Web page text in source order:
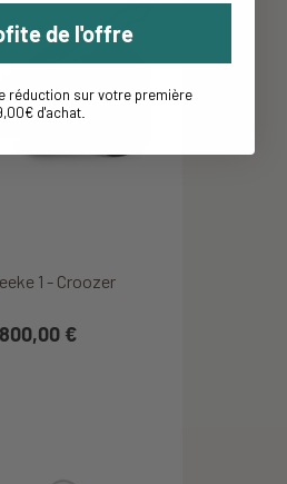
1 - Croozer
800,00 €
de l'offre
réduction sur votre première
d'achat